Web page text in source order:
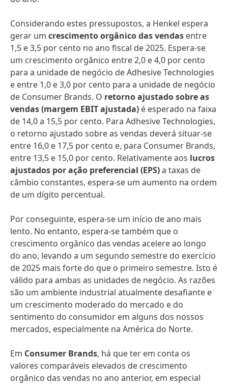
Considerando estes pressupostos, a Henkel espera
gerar um crescimento orgânico das vendas entre
1,5 e 3,5 por cento no ano fiscal de 2025. Espera-se
um crescimento orgânico entre 2,0 e 4,0 por cento
para a unidade de negócio de Adhesive Technologies
e entre 1,0 e 3,0 por cento para a unidade de negócio
de Consumer Brands. O retorno ajustado sobre as
vendas(margem EBIT ajustada) é esperado na faixa
de 14,0 a 15,5 por cento. Para Adhesive Technologies,
o retorno ajustado sobre as vendas deverá situar-se
entre 16,0 e 17,5 por cento e, para Consumer Brands,
entre 13,5 e 15,0 por cento. Relativamente aos lucros
ajustados por ação preferencial (EPS)a taxas de
câmbio constantes, espera-se um aumento na ordem
de um dígito percentual.
Por conseguinte, espera-se um início de ano mais
lento. No entanto, espera-se também que o
crescimento orgânico das vendas acelere ao longo
do ano, levando a um segundo semestre do exercício
de 2025 mais forte do que o primeiro semestre. Isto é
válido para ambas as unidades de negócio. As razões
são um ambiente industrial atualmente desafiante e
um crescimento moderado do mercado e do
sentimento do consumidor em alguns dos nossos
mercados, especialmente na América do Norte.
Em Consumer Brands, há que ter em conta os
valores comparáveis elevados de crescimento
orgânico das vendas no ano anterior, em especial